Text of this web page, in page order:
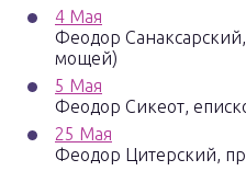
4 Мая
Феодор
мощей)
5 Мая
Феодор Сикеот,
25 Мая
Феодор Цитерский,